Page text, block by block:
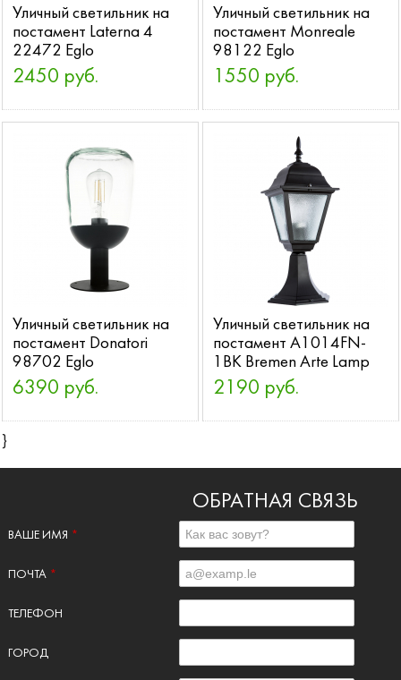
Уличный светильник на
постамент Laterna 4
22472 Eglo
2450 руб.
Уличный светильник на
постамент Monreale
98122 Eglo
1550 руб.
Уличный светильник на
постамент Donatori
98702 Eglo
6390 руб.
Уличный светильник на
постамент A1014FN-
1BK Bremen Arte Lamp
2190 руб.
}
ОБРАТНАЯ СВЯЗЬ
ВАШЕ ИМЯ *
ПОЧТА *
ТЕЛЕФОН
ГОРОД